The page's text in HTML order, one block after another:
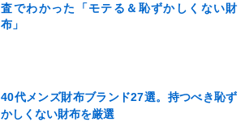
査でわかった「モテる＆恥ずかしくない財
布」
40代メンズ財布ブランド27選。持つべき恥ず
かしくない財布を厳選